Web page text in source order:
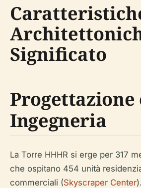
Significato
Progettazione
Ingegneria
La Torre HHHR si erge per 317
che ospitano 454 unità
commerciali (Skyscraper Center